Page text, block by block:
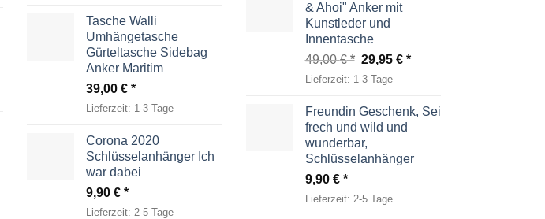
Tasche Walli
Umhängetasche
Gürteltasche Sidebag
Anker Maritim
39,00 €
Lieferzeit: 1-3 Tage
Corona 2020
Schlüsselanhänger Ich
war dabei
9,90 €
Lieferzeit: 2-5 Tage
& Ahoi" Anker mit
Kunstleder und
Innentasche
49,00€
Ursprünglicher
Preis
49,00 €
29,95€ Aktueller
29,95 €.
Lieferzeit: 1-3 Tage
Freundin Geschenk, Sei
frech und wild und
wunderbar,
Schlüsselanhänger
9,90 €
Lieferzeit: 2-5 Tage